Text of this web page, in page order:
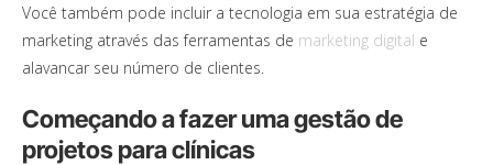
Você também pode incluir a tecnologia em sua estratégia de
marketing através das ferramentas de marketing digital e
alavancar seu número de clientes.
Começando a fazer uma gestão de
projetos para clínicas